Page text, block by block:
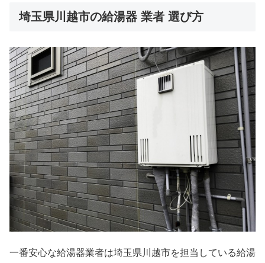
埼玉県川越市の給湯器 業者 選び方
一番安心な給湯器業者は埼玉県川越市を担当している給湯